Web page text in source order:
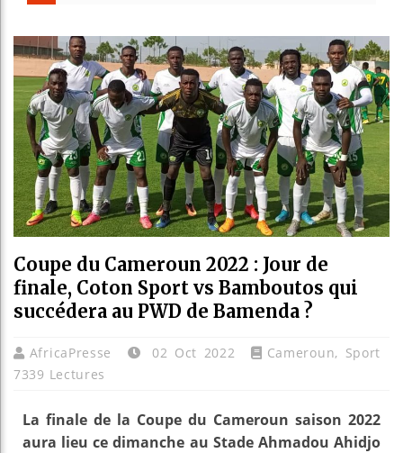
Bénin
Aliko
Coupe du Cameroun 2022 : Jour de
finale, Coton Sport vs Bamboutos qui
succédera au PWD de Bamenda ?
AfricaPresse 02 Oct 2022 Cameroun, Sport
7339 Lectures
La finale de la Coupe du Cameroun saison 2022
aura lieu ce dimanche au Stade Ahmadou Ahidjo